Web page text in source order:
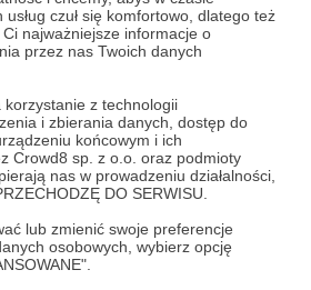
czuł się komfortowo, dlatego też
najważniejsze informacje o
przez nas Twoich danych
z technologii
i zbierania danych, dostęp do
końcowym i ich
Crowd8 sp. z o.o. oraz podmioty
nas w prowadzeniu działalności,
DO SERWISU.
lub zmienić swoje preferencje
osobowych, wybierz opcję
Odpowiedz
Odpowiedz
Patronem